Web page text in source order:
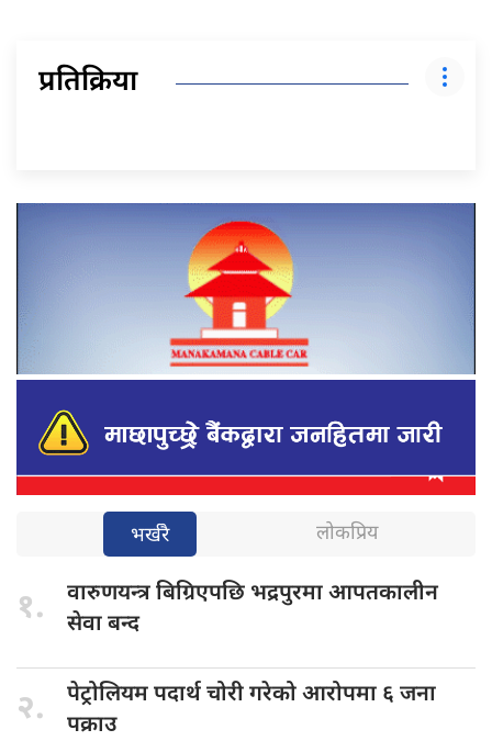
प्रतिक्रिया
भर्खरै लोकप्रिय
१. वारुणयन्त्र बिग्रिएपछि भद्रपुरमा आपतकालीन
सेवा बन्द
२. पेट्रोलियम पदार्थचोरी गरेको आरोपमा ६ जना
पक्राउ